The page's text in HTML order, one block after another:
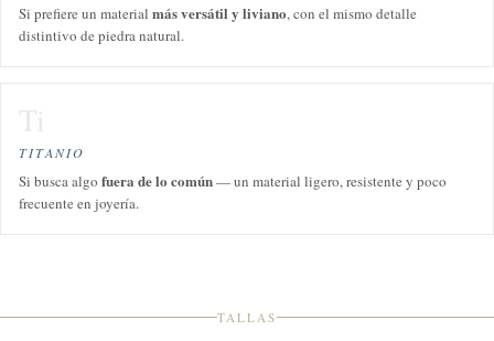
Si prefiere un material más versátil y liviano, con el mismo detalle
distintivo de piedra natural.
Ti
TITANIO
Si busca algo fuera de lo común— un material ligero, resistente y poco
frecuente en joyería.
TALLAS